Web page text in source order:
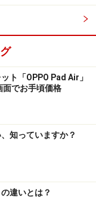
れているのでオス
ク比較
汎用端末を比較
5月現在）である
レイを搭載する
います。iPhone
プレイサイズに近
比較するのは誤
ト「OPPO Pad Air」
面でお手頃価格
知っていますか？
違いとは？